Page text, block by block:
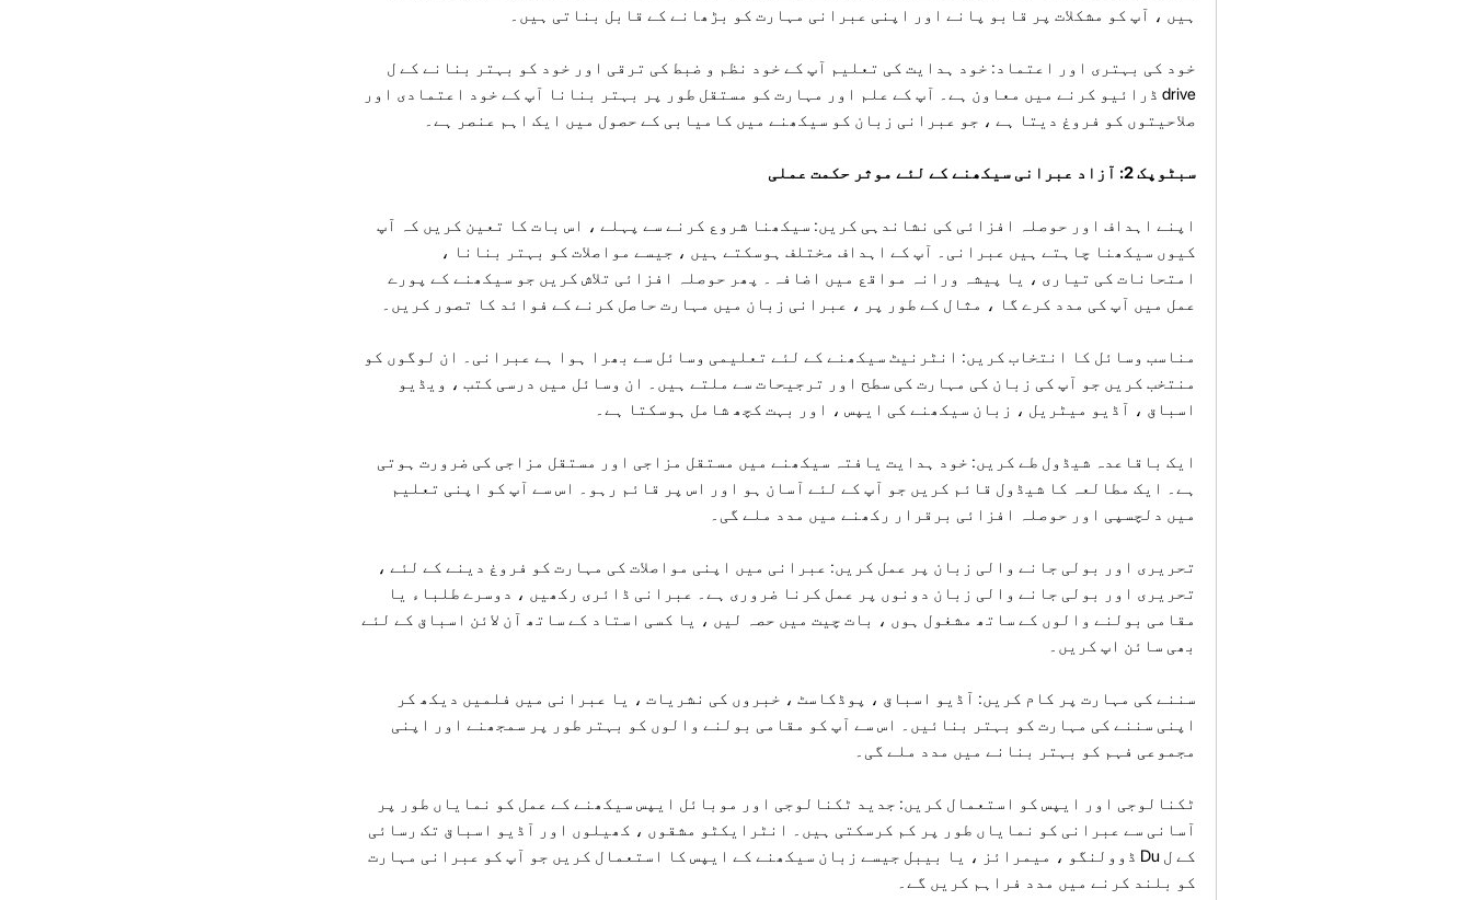
ہیں ، آپ کو مشکلات پر قابو پانے اور اپنی عبرانی مہارت کو بڑھانے کے قابل بناتی ہیں۔
خود کی بہتری اور اعتماد: خود ہدایت کی تعلیم آپ کے خود نظم و ضبط کی ترقی اور خود کو بہتر بنانے کے ل
drive ڈرائیو کرنے میں معاون ہے۔ آپ کے علم اور مہارت کو مستقل طور پر بہتر بنانا آپ کے خود اعتمادی اور
صلاحیتوں کو فروغ دیتا ہے ، جو عبرانی زبان کو سیکھنے میں کامیابی کے حصول میں ایک اہم عنصر ہے۔
سبٹوپک 2: آزاد عبرانی سیکھنے کے لئے موثر حکمت عملی
اپنے اہداف اور حوصلہ افزائی کی نشاندہی کریں: سیکھنا شروع کرنے سے پہلے ، اس بات کا تعین کریں کہ آپ
کیوں سیکھنا چاہتے ہیں عبرانی۔ آپ کے اہداف مختلف ہوسکتے ہیں ، جیسے مواصلات کو بہتر بنانا ،
امتحانات کی تیاری ، یا پیشہ ورانہ مواقع میں اضافہ۔ پھر حوصلہ افزائی تلاش کریں جو سیکھنے کے پورے
عمل میں آپ کی مدد کرے گا ، مثال کے طور پر ، عبرانی زبان میں مہارت حاصل کرنے کے فوائد کا تصور کریں۔
مناسب وسائل کا انتخاب کریں: انٹرنیٹ سیکھنے کے لئے تعلیمی وسائل سے بھرا ہوا ہے عبرانی۔ ان لوگوں کو
منتخب کریں جو آپ کی زبان کی مہارت کی سطح اور ترجیحات سے ملتے ہیں۔ ان وسائل میں درسی کتب ، ویڈیو
اسباق ، آڈیو میٹریل ، زبان سیکھنے کی ایپس ، اور بہت کچھ شامل ہوسکتا ہے۔
ایک باقاعدہ شیڈول طے کریں: خود ہدایت یافتہ سیکھنے میں مستقل مزاجی اور مستقل مزاجی کی ضرورت ہوتی
ہے۔ ایک مطالعہ کا شیڈول قائم کریں جو آپ کے لئے آسان ہو اور اس پر قائم رہو۔ اس سے آپ کو اپنی تعلیم
میں دلچسپی اور حوصلہ افزائی برقرار رکھنے میں مدد ملے گی۔
تحریری اور بولی جانے والی زبان پر عمل کریں: عبرانی میں اپنی مواصلات کی مہارت کو فروغ دینے کے لئے ،
تحریری اور بولی جانے والی زبان دونوں پر عمل کرنا ضروری ہے۔ عبرانی ڈائری رکھیں ، دوسرے طلباء یا
مقامی بولنے والوں کے ساتھ مشغول ہوں ، بات چیت میں حصہ لیں ، یا کسی استاد کے ساتھ آن لائن اسباق کے لئے
بھی سائن اپ کریں۔
سننے کی مہارت پر کام کریں: آڈیو اسباق ، پوڈکاسٹ ، خبروں کی نشریات ، یا عبرانی میں فلمیں دیکھ کر
اپنی سننے کی مہارت کو بہتر بنائیں۔ اس سے آپ کو مقامی بولنے والوں کو بہتر طور پر سمجھنے اور اپنی
مجموعی فہم کو بہتر بنانے میں مدد ملے گی۔
ٹکنالوجی اور ایپس کو استعمال کریں: جدید ٹکنالوجی اور موبائل ایپس سیکھنے کے عمل کو نمایاں طور پر
آسانی سے عبرانی کو نمایاں طور پر کم کرسکتی ہیں۔ انٹرایکٹو مشقوں ، کھیلوں اور آڈیو اسباق تک رسائی
کے ل Du ڈوولنگو ، میمرائز ، یا بیبل جیسے زبان سیکھنے کے ایپس کا استعمال کریں جو آپ کو عبرانی مہارت
کو بلند کرنے میں مدد فراہم کریں گے۔